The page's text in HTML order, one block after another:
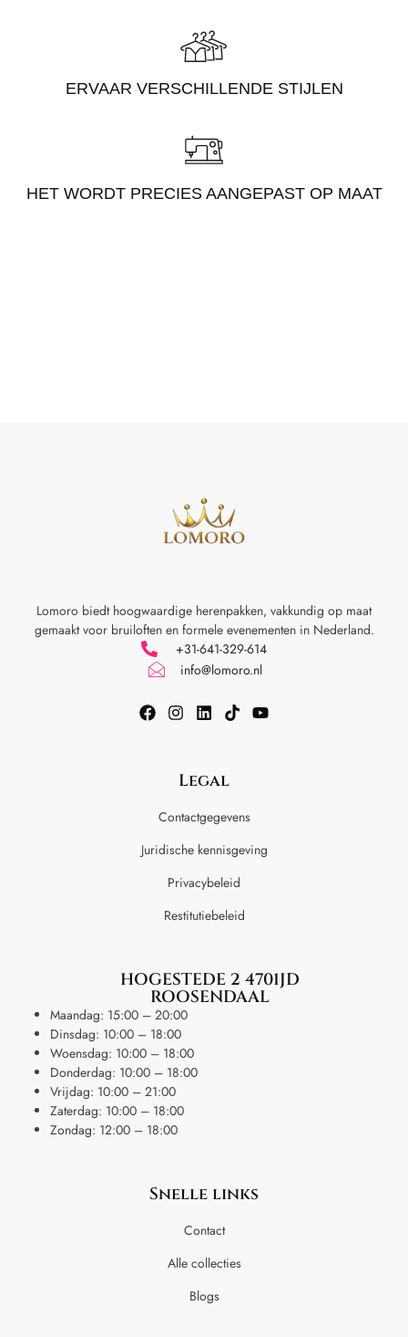
ERVAAR VERSCHILLENDE STIJLEN
HET WORDT PRECIES AANGEPAST OP MAAT
Lomoro biedt hoogwaardige herenpakken, vakkundig op maat
gemaakt voor bruiloften en formele evenementen in Nederland.
+31-641-329-614
info@lomoro.nl
Legal
Contactgegevens
Juridische kennisgeving
Privacybeleid
Restitutiebeleid
HOGESTEDE 2 4701JD
ROOSENDAAL
Maandag: 15:00 – 20:00
Dinsdag: 10:00 – 18:00
Woensdag: 10:00 – 18:00
Donderdag: 10:00 – 18:00
Vrijdag: 10:00 – 21:00
Zaterdag: 10:00 – 18:00
Zondag: 12:00 – 18:00
Snelle links
Contact
Alle collecties
Blogs